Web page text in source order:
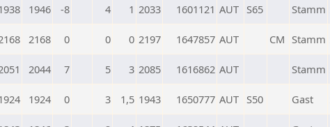
1946 -8 4 1 2033 1601121 AUT S65 Stamm
2168 0 0 0 2197 1647857 AUT CM Stamm
2044 7 5 3 2085 1616862 AUT Stamm
1924 0 3 1,5 1943 1650777 AUT S50 Gast